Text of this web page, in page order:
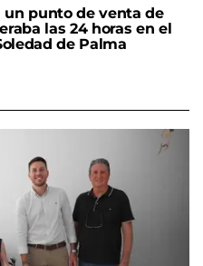
un punto de venta de
las 24 horas en el
de Palma